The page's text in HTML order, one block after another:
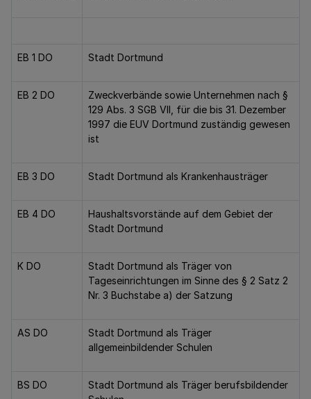
EB 1 DO Stadt Dortmund
EB 2 DO
Zweckverbände sowie Unternehmen nach §
129 Abs. 3 SGB VII, für die bis 31. Dezember
1997 die EUV Dortmund zuständig gewesen
ist
EB 3 DO Stadt Dortmund als Krankenhausträger
EB 4 DO
Haushaltsvorstände auf dem Gebiet der
Stadt Dortmund
K DO
Stadt Dortmund als Träger von
Tageseinrichtungen im Sinne des § 2 Satz 2
Nr. 3 Buchstabe a) der Satzung
AS DO
Stadt Dortmund als Träger
allgemeinbildender Schulen
BS DO
Stadt Dortmund als Träger berufsbildender